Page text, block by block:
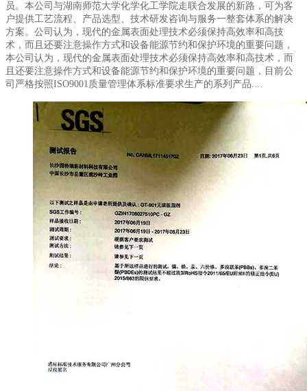
员。本公司与湖南师范大学化学化工学院走联合发展的新路，可为客
户提供工艺流程、产品选型、技术研发咨询与服务一整套体系的解决
方案。公司认为，现代的金属表面处理技术必须保持高效率和高技
术，而且还要注意操作方式和设备能源节约和保护环境的重要问题，
本公司认为，现代的金属表面处理技术必须保持高效率和高技术，而
且还要注意操作方式和设备能源节约和保护环境的重要问题，目前公
司严格按照ISO9001质量管理体系标准要求生产的系列产品....